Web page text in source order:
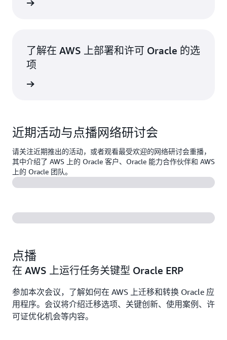
了解在 AWS 上部署和许可 Oracle 的选
项
近期活动与点播网络研讨会
请关注近期推出的活动，或者观看最受欢迎的网络研讨会重播，
其中介绍了 AWS 上的 Oracle 客户、Oracle 能力合作伙伴和 AWS
上的 Oracle 团队。
点播
在 AWS 上运行任务关键型 Oracle ERP
参加本次会议，了解如何在 AWS 上迁移和转换 Oracle 应
用程序。会议将介绍迁移选项、关键创新、使用案例、许
可证优化机会等内容。